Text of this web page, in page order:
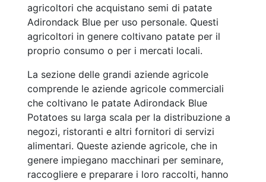
agricoltori che acquistano semi di patate
Adirondack Blue per uso personale. Questi
agricoltori in genere coltivano patate per il
proprio consumo o per i mercati locali.
La sezione delle grandi aziende agricole
comprende le aziende agricole commerciali
che coltivano le patate Adirondack Blue
Potatoes su larga scala per la distribuzione a
negozi, ristoranti e altri fornitori di servizi
alimentari. Queste aziende agricole, che in
genere impiegano macchinari per seminare,
raccogliere e preparare i loro raccolti, hanno